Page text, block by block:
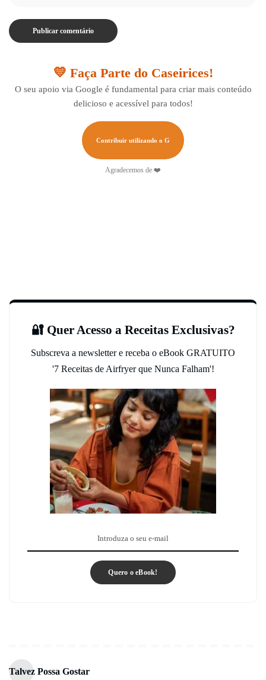
💛 Faça Parte do Caseirices!
O seu apoio via Google é fundamental para criar mais conteúdo
delicioso e acessível para todos!
Contribuir utilizando o G
Agradecemos de ❤️
🔐 Quer Acesso a Receitas Exclusivas?
Subscreva a newsletter e receba o eBook GRATUITO
'7 Receitas de Airfryer que Nunca Falham'!
Quero o eBook!
Talvez Possa Gostar